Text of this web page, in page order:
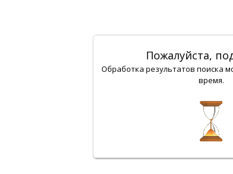
Пожалуйста,
Обработка результатов поиска
время.